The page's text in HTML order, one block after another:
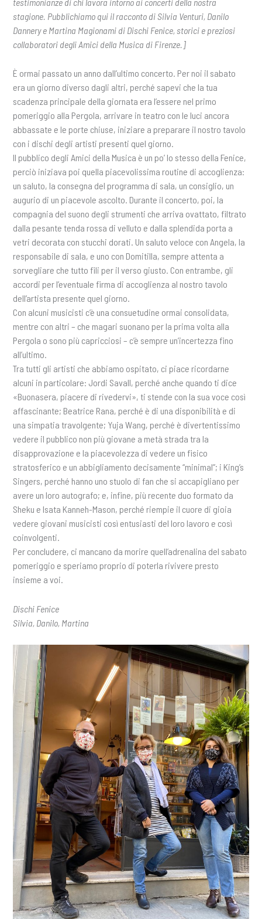
stagione. Pubblichiamo qui il racconto di Silvia Venturi, Danilo
Dannery e Martina Magionami di Dischi Fenice, storici e preziosi
collaboratori degli Amici della Musica di Firenze.]
È ormai passato un anno dall’ultimo concerto. Per noi il sabato
era un giorno diverso dagli altri, perché sapevi che la tua
scadenza principale della giornata era l’essere nel primo
pomeriggio alla Pergola, arrivare in teatro con le luci ancora
abbassate e le porte chiuse, iniziare a preparare il nostro tavolo
con i dischi degli artisti presenti quel giorno.
Il pubblico degli Amici della Musica è un po’ lo stesso della Fenice,
perciò iniziava poi quella piacevolissima routine di accoglienza:
un saluto, la consegna del programma di sala, un consiglio, un
augurio di un piacevole ascolto. Durante il concerto, poi, la
compagnia del suono degli strumenti che arriva ovattato, filtrato
dalla pesante tenda rossa di velluto e dalla splendida porta a
vetri decorata con stucchi dorati. Un saluto veloce con Angela, la
responsabile di sala, e uno con Domitilla, sempre attenta a
sorvegliare che tutto fili per il verso giusto. Con entrambe, gli
accordi per l’eventuale firma di accoglienza al nostro tavolo
dell’artista presente quel giorno.
Con alcuni musicisti c’è una consuetudine ormai consolidata,
mentre con altri – che magari suonano per la prima volta alla
Pergola o sono più capricciosi – c’è sempre un’incertezza fino
all’ultimo.
Tra tutti gli artisti che abbiamo ospitato, ci piace ricordarne
alcuni in particolare: Jordi Savall, perché anche quando ti dice
«Buonasera, piacere di rivedervi», ti stende con la sua voce così
affascinante; Beatrice Rana, perché è di una disponibilità e di
una simpatia travolgente; Yuja Wang, perché è divertentissimo
vedere il pubblico non più giovane a metà strada tra la
disapprovazione e la piacevolezza di vedere un fisico
stratosferico e un abbigliamento decisamente “minimal”; i King’s
Singers, perché hanno uno stuolo di fan che si accapigliano per
avere un loro autografo; e, infine, più recente duo formato da
Sheku e Isata Kanneh-Mason, perché riempie il cuore di gioia
vedere giovani musicisti così entusiasti del loro lavoro e così
coinvolgenti.
Per concludere, ci mancano da morire quell’adrenalina del sabato
pomeriggio e speriamo proprio di poterla rivivere presto
insieme a voi.
Dischi Fenice
Silvia, Danilo, Martina